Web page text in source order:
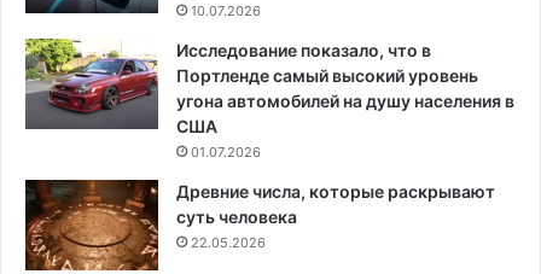
10.07.2026
Исследование показало, что в
Портленде самый высокий уровень
угона автомобилей на душу населения в
США
01.07.2026
Древние числа, которые раскрывают
суть человека
22.05.2026